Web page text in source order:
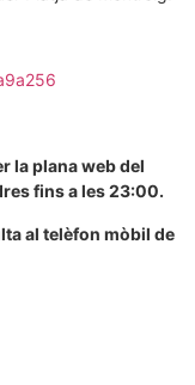
la plana web del
fins a les 23:00.
al telèfon mòbil de